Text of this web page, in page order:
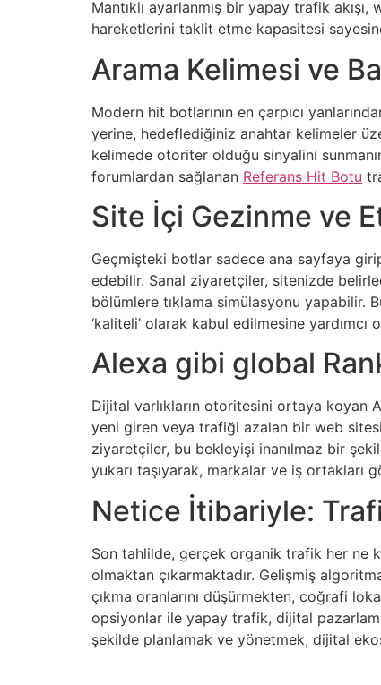
Mantıklı ayarlanmış bir yapay trafik
hareketlerini taklit etme kapasitesi
Arama Kelimesi ve
Modern hit botlarının en çarpıcı
yerine, hedeflediğiniz anahtar kelimeler
kelimede otoriter olduğu sinyalini
forumlardan sağlanan Referans Hit Botu
Site İçi Gezinme ve
Geçmişteki botlar sadece ana sayfaya
edebilir. Sanal ziyaretçiler, sitenizde
bölümlere tıklama simülasyonu yapabilir.
‘kaliteli’ olarak kabul edilmesine yardımcı
Alexa gibi global
Dijital varlıkların otoritesini ortaya koyan
yeni giren veya trafiği azalan bir web
ziyaretçiler, bu bekleyişi inanılmaz bir
yukarı taşıyarak, markalar ve iş ortakları
Netice İtibariyle:
Son tahlilde, gerçek organik trafik her ne
olmaktan çıkarmaktadır. Gelişmiş
çıkma oranlarını düşürmekten, coğrafi
opsiyonlar ile yapay trafik, dijital
şekilde planlamak ve yönetmek, dijital